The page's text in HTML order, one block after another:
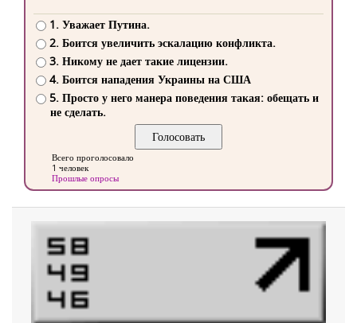
1. Уважает Путина.
2. Боится увеличить эскалацию конфликта.
3. Никому не дает такие лицензии.
4. Боится нападения Украины на США
5. Просто у него манера поведения такая: обещать и
не сделать.
Всего проголосовало
1 человек
Прошлые опросы